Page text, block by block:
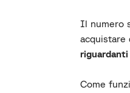
Il numero
acquistare
riguardanti
Come